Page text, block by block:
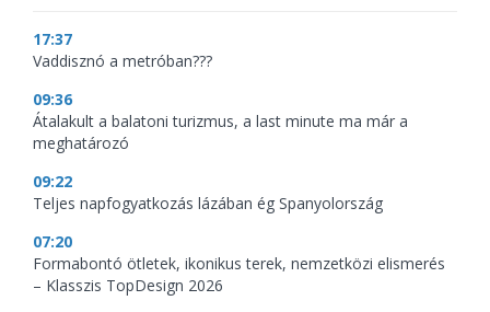
17:37
Vaddisznó a metróban???
09:36
Átalakult a balatoni turizmus, a last minute ma már a
meghatározó
09:22
Teljes napfogyatkozás lázában ég Spanyolország
07:20
Formabontó ötletek, ikonikus terek, nemzetközi elismerés
– Klasszis TopDesign 2026